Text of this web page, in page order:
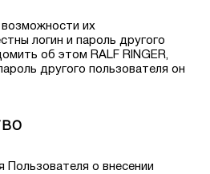
возможности их
логин и пароль другого
об этом RALF RINGER,
другого пользователя он
Пользователя о внесении